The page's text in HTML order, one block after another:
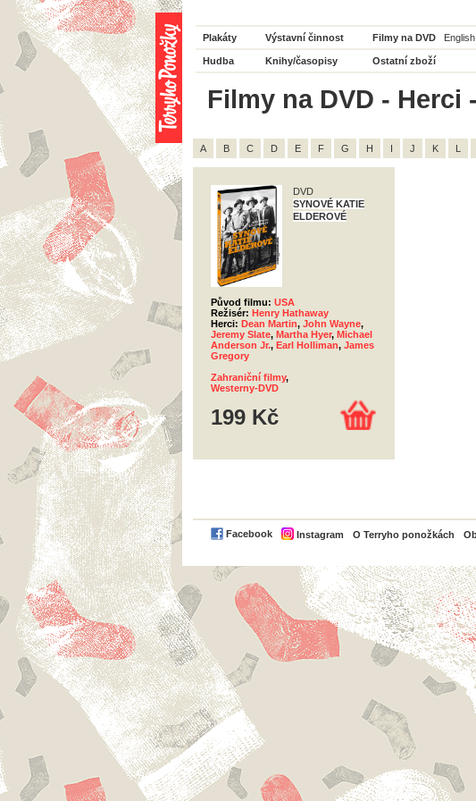
Plakáty Výstavní činnost Filmy na DVD
Hudba Knihy/časopisy Ostatní zboží
Filmy na DVD - Herci
A B C D E F G H I J K L
DVD
SYNOVÉ KATIE
ELDEROVÉ
Původ filmu: USA
Režisér: Henry Hathaway
Herci: Dean Martin, John Wayne,
Jeremy Slate, Martha Hyer, Michael
Anderson Jr., Earl Holliman, James
Gregory
Zahraniční filmy,
Westerny-DVD
199 Kč
Facebook Instagram O Terryho ponožkách